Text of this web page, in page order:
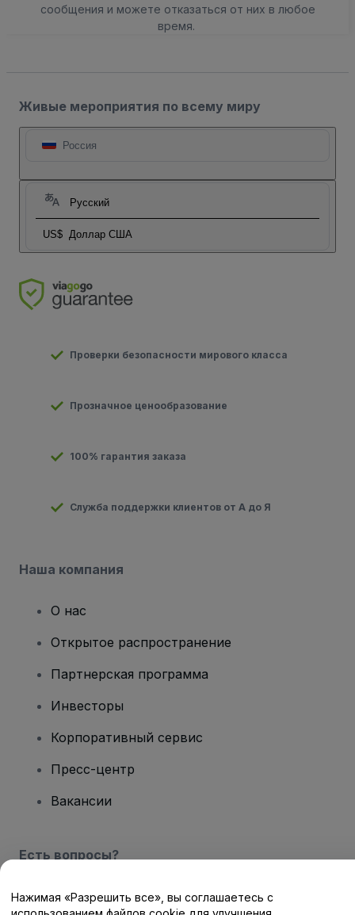
сообщения и можете отказаться от них в любое
время.
Живые мероприятия по всему миру
Россия
Русский
US$ Доллар США
Проверки безопасности мирового класса
Прозначное ценообразование
100% гарантия заказа
Служба поддержки клиентов от А до Я
Наша компания
О нас
Открытое распространение
Партнерская программа
Инвесторы
Корпоративный сервис
Пресс-центр
Вакансии
Есть вопросы?
Центр помощи / Свяжитесь с нами
Нажимая «Разрешить все», вы соглашаетесь с